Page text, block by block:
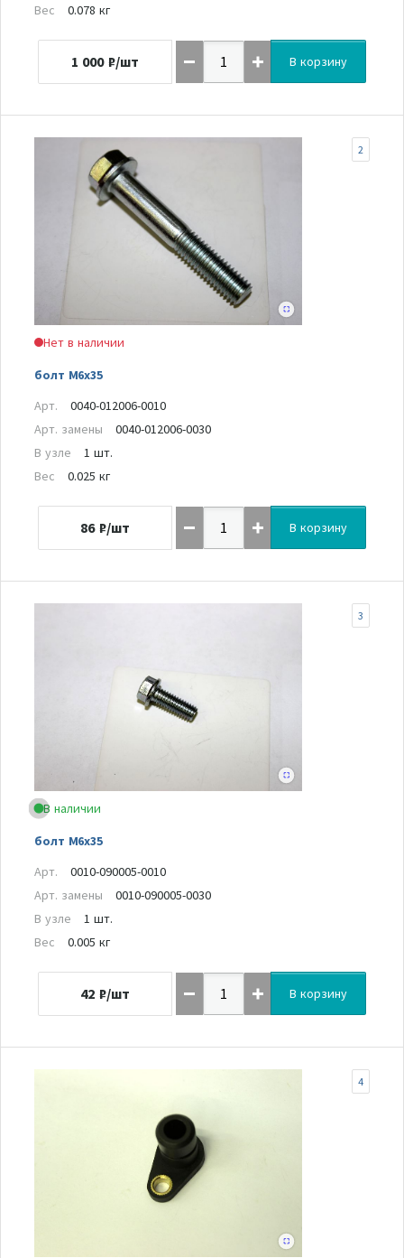
Вес
0.078 кг
1 000 ₽/шт В корзину
Нет в наличии
болт M6x35
2
Арт.
0040-012006-0010
Арт. замены
0040-012006-0030
В узле
1 шт.
Вес
0.025 кг
86 ₽/шт В корзину
В наличии
болт M6x35
3
Арт.
0010-090005-0010
Арт. замены
0010-090005-0030
В узле
1 шт.
Вес
0.005 кг
42 ₽/шт В корзину
4